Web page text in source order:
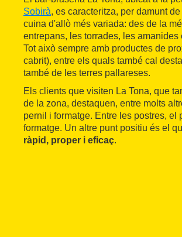
Sobirà, es caracteritza, per damunt
cuina d'allò més variada: des de la
entrepans, les torrades, les
Tot això sempre amb productes de
cabrit), entre els quals també cal
també de les terres pallareses.
Els clients que visiten La Tona, que
de la zona, destaquen, entre molts
pernil i formatge. Entre les postres, el
formatge. Un altre punt positiu és el
ràpid, proper i eficaç.